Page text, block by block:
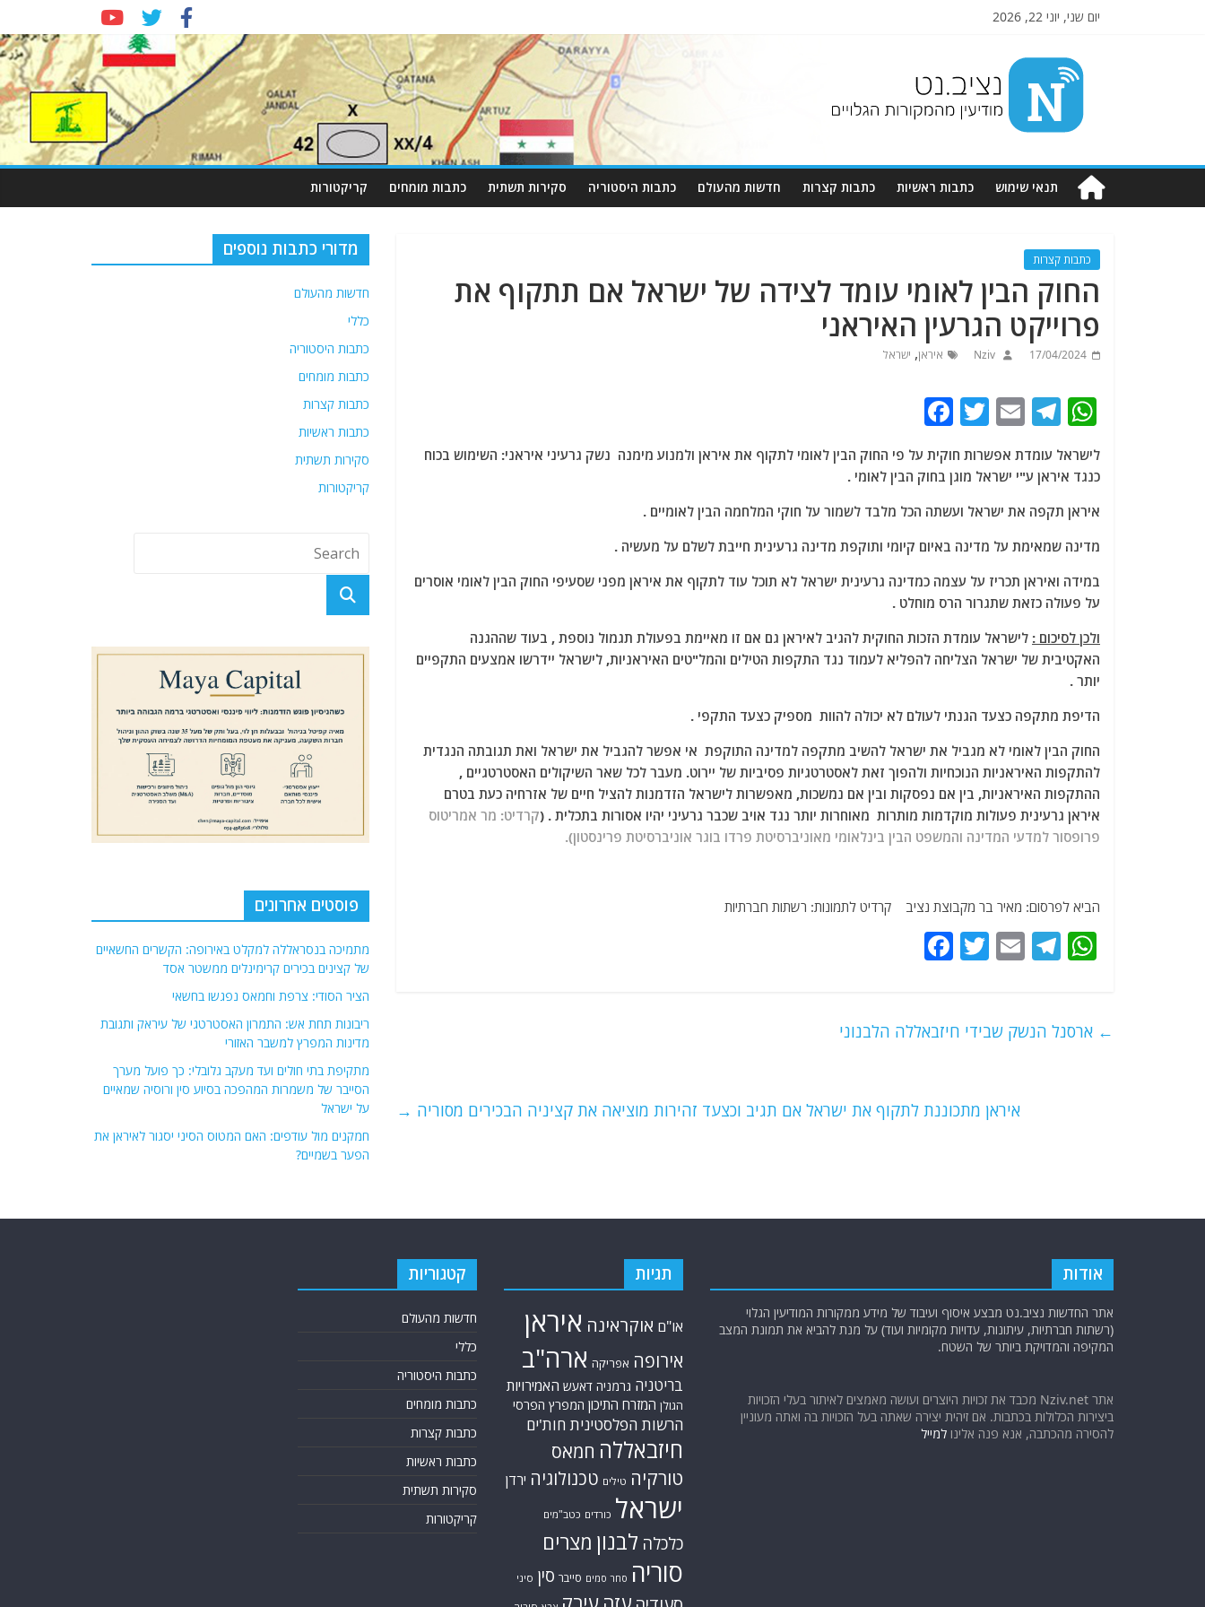
יום שני, יוני 22, 2026
Nziv.net
מודיעין
מהמקורות
תנאי שימוש כתבות ראשיות כתבות קצרות חדשות מהעולם כתבות היסטוריה סקירות תשתית כתבות מומחים קריקטורות
כתבות קצרות
החוק הבין לאומי עומד לצידה של ישראל אם תתקוף את
פרוייקט הגרעין האיראני
17/04/2024
Nziv איראן, ישראל
W
h
at
s
A
p
p
T
e
g
ra
m
E
ai
l
T
itt
er
a
c
e
b
o
o
k
לישראל עומדת אפשרות חוקית על פי החוק הבין לאומי לתקוף את איראן ולמנוע מימנה נשק גרעיני איראני: השימוש בכוח
כנגד איראן ע"י ישראל מוגן בחוק הבין לאומי .
איראן תקפה את ישראל ועשתה הכל מלבד לשמור על חוקי המלחמה הבין לאומיים .
מדינה שמאימת על מדינה באיום קיומי ותוקפת מדינה גרעינית חייבת לשלם על מעשיה .
במידה ואיראן תכריז על עצמה כמדינה גרעינית ישראל לא תוכל עוד לתקוף את איראן מפני שסעיפי החוק הבין לאומי אוסרים
על פעולה כזאת שתגרור הרס מוחלט .
ולכן לסיכום : לישראל עומדת הזכות החוקית להגיב לאיראן גם אם זו מאיימת בפעולת תגמול נוספת , בעוד שההגנה
האקטיבית של ישראל הצליחה להפליא לעמוד נגד התקפות הטילים והמל"טים האיראניות, לישראל יידרשו אמצעים התקפיים
יותר .
הדיפת מתקפה כצעד הגנתי לעולם לא יכולה להוות מספיק כצעד התקפי .
החוק הבין לאומי לא מגביל את ישראל להשיב מתקפה למדינה התוקפת אי אפשר להגביל את ישראל ואת תגובתה הנגדית
להתקפות האיראניות הנוכחיות ולהפוך זאת לאסטרטגיות פסיביות של יירוט. מעבר לכל שאר השיקולים האסטרטגיים ,
ההתקפות האיראניות, בין אם נפסקות ובין אם נמשכות, מאפשרות לישראל הזדמנות להציל חיים של אזרחיה כעת בטרם
איראן גרעינית פעולות מוקדמות מותרות מאוחרות יותר נגד אויב שכבר גרעיני יהיו אסורות בתכלית . (קרדיט: מר אמריטוס
פרופסור למדעי המדינה והמשפט הבין בינלאומי מאוניברסיטת פרדו בוגר אוניברסיטת פרינסטון).
הביא לפרסום: מאיר בר מקבוצת נציב קרדיט לתמונות: רשתות חברתיות
W
s
T
g
E
l
T
er
e
o
← ארסנל הנשק שבידי חיזבאללה הלבנוני
איראן מתכוננת לתקוף את ישראל אם תגיב וכצעד זהירות מוציאה את קציניה הבכירים מסוריה →
מדורי כתבות נוספים
חדשות מהעולם
כללי
כתבות היסטוריה
כתבות מומחים
כתבות קצרות
כתבות ראשיות
סקירות תשתית
קריקטורות
פוסטים אחרונים
מתמיכה בנסראללה למקלט באירופה: הקשרים החשאיים
של קצינים בכירים קרימינלים ממשטר אסד
הציר הסודי: צרפת וחמאס נפגשו בחשאי
ריבונות תחת אש: התמרון האסטרטגי של עיראק ותגובת
מדינות המפרץ למשבר האזורי
מתקיפת בתי חולים ועד מעקב גלובלי: כך פועל מערך
הסייבר של משמרות המהפכה בסיוע סין ורוסיה שמאיים
על ישראל
חמקנים מול עודפים: האם המטוס הסיני יסגור לאיראן את
הפער בשמיים?
אודות
אתר החדשות נציב.נט מבצע איסוף ועיבוד של מידע ממקורות המודיעין הגלוי
(רשתות חברתיות, עיתונות, עדויות מקומיות ועוד) על מנת להביא את תמונת המצב
המקיפה והמדויקת ביותר של השטח.
אתר Nziv.net מכבד את זכויות היוצרים ועושה מאמצים לאיתור בעלי הזכויות
ביצירות הכלולות בכתבות. אם זיהית יצירה שאתה בעל הזכויות בה ואתה מעוניין
להסירה מהכתבה, אנא פנה אלינו למייל
תגיות
או"ם אוקראינה איראן
אירופה אפריקה ארה"ב
בריטניה גרמניה דאעש האמירויות
הגולן המזרח התיכון המפרץ הפרסי
הרשות הפלסטינית חות'ים
חיזבאללה חמאס
טורקיה טילים טכנולוגיה ירדן
ישראל כורדים כטב"מים
כלכלה לבנון מצרים
סוריה סחר סמים סייבר סין סיני
קטגוריות
חדשות מהעולם
כללי
כתבות היסטוריה
כתבות מומחים
כתבות קצרות
כתבות ראשיות
סקירות תשתית
קריקטורות